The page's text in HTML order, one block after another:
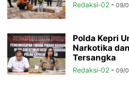
Redaksi-02 - 09/
Polda Kepri
Narkotika
Tersangka
Redaksi-02 - 09/